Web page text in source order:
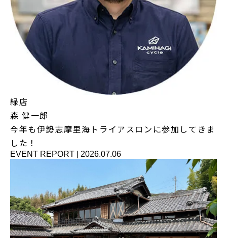
緑店
森 健一郎
今年も伊勢志摩里海トライアスロンに参加してきま
した！
EVENT REPORT 2026.07.06